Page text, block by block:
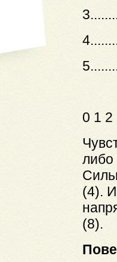
0 1 2
либо
(4).
(8).